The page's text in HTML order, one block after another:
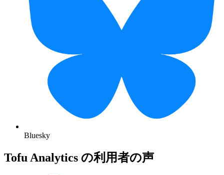
Bluesky
Tofu Analytics の利用者の声